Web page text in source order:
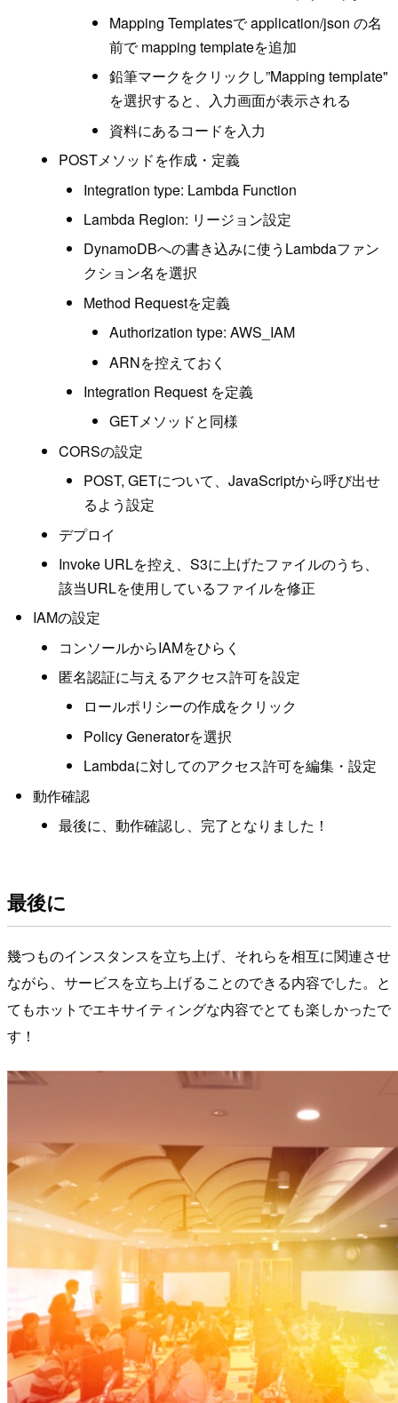
Mapping Templatesで application/json の名
前で mapping templateを追加
鉛筆マークをクリックし”Mapping template"
を選択すると、入力画面が表示される
資料にあるコードを入力
POSTメソッドを作成・定義
Integration type: Lambda Function
Lambda Region: リージョン設定
DynamoDBへの書き込みに使うLambdaファン
クション名を選択
Method Requestを定義
Authorization type: AWS_IAM
ARNを控えておく
Integration Request を定義
GETメソッドと同様
CORSの設定
POST, GETについて、JavaScriptから呼び出せ
るよう設定
デプロイ
Invoke URLを控え、S3に上げたファイルのうち、
該当URLを使用しているファイルを修正
IAMの設定
コンソールからIAMをひらく
匿名認証に与えるアクセス許可を設定
ロールポリシーの作成をクリック
Policy Generatorを選択
Lambdaに対してのアクセス許可を編集・設定
動作確認
最後に、動作確認し、完了となりました！
最後に
幾つものインスタンスを立ち上げ、それらを相互に関連させ
ながら、サービスを立ち上げることのできる内容でした。と
てもホットでエキサイティングな内容でとても楽しかったで
す！